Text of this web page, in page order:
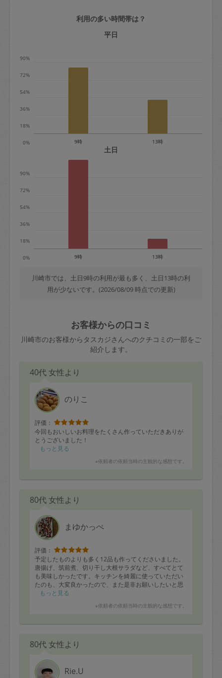
定期契約をキャンセルする場合、毎週定
期は月2回まで隔週定期は月1回までキャ
※キャンセル料金の設定について：
定期依頼1回（3時間）の金額とスポット
利用の多い時間帯は？
平日
0%
18%
36%
54%
72%
90%
9時 13時
土日
0%
18%
36%
54%
72%
90%
9時 13時
川崎市では、土日9時の利用が最も多く、土日13時の利
用が少ないです。(2026/08/09 時点での更新)
お客様からの口コミ
川崎市のお客様からタスカジさんへのクチコミの一部をご
紹介します。
40代 女性より
のりこ
評価：
今回もおいしいお料理をたくさん作っていただきありが
とうございました！
もっと見る
※依頼者の依頼当時の主観的な感想です。
80代 女性より
まゆかっぺ
評価：
予定したものよりも多く12品も作ってくださいました。
唐揚げ、筑前煮、切り干し大根サラダなど、すべてとて
も美味しかったです。キッチンを綺麗に使っていただい
たのも、大変良かったので、また是非お願いしたいと思
っています！
もっと見る
※依頼者の依頼当時の主観的な感想です。
80代 女性より
Rie.U